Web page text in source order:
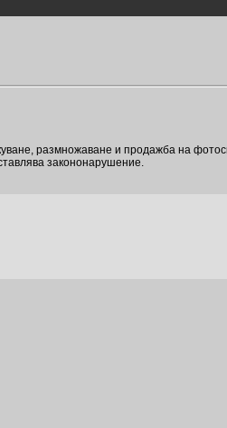
размножаване и продажба на
закононарушение.